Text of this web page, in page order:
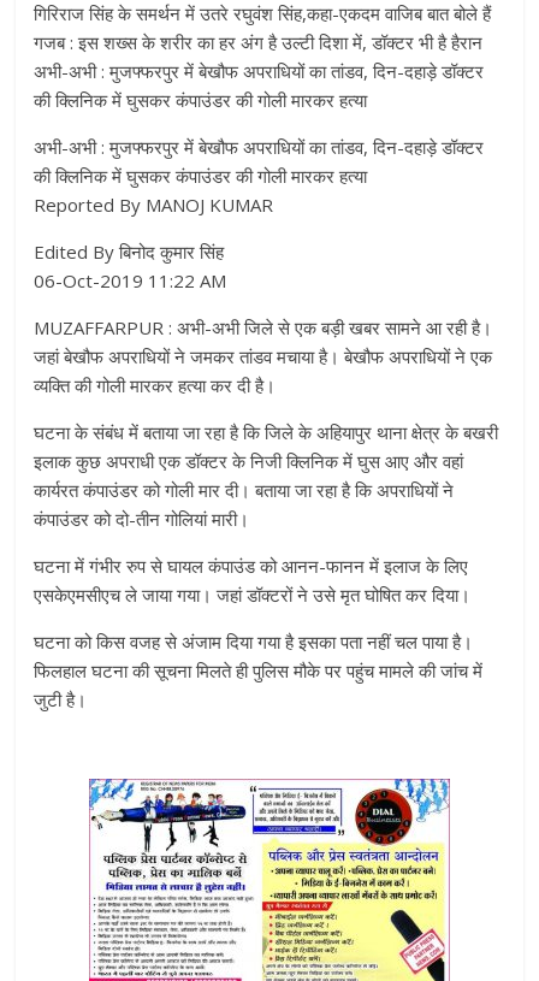
गिरिराज सिंह के समर्थन में उतरे रघुवंश सिंह,कहा-एकदम वाजिब बात बोले हैं
गजब : इस शख्स के शरीर का हर अंग है उल्टी दिशा में, डॉक्टर भी है हैरान
अभी-अभी : मुजफ्फरपुर में बेखौफ अपराधियों का तांडव, दिन-दहाड़े डॉक्टर
की क्लिनिक में घुसकर कंपाउंडर की गोली मारकर हत्या
अभी-अभी : मुजफ्फरपुर में बेखौफ अपराधियों का तांडव, दिन-दहाड़े डॉक्टर
की क्लिनिक में घुसकर कंपाउंडर की गोली मारकर हत्या
Reported By MANOJ KUMAR
Edited By बिनोद कुमार सिंह
06-Oct-2019 11:22 AM
MUZAFFARPUR : अभी-अभी जिले से एक बड़ी खबर सामने आ रही है।
जहां बेखौफ अपराधियों ने जमकर तांडव मचाया है। बेखौफ अपराधियों ने एक
व्यक्ति की गोली मारकर हत्या कर दी है।
घटना के संबंध में बताया जा रहा है कि जिले के अहियापुर थाना क्षेत्र के बखरी
इलाक कुछ अपराधी एक डॉक्टर के निजी क्लिनिक में घुस आए और वहां
कार्यरत कंपाउंडर को गोली मार दी। बताया जा रहा है कि अपराधियों ने
कंपाउंडर को दो-तीन गोलियां मारी।
घटना में गंभीर रुप से घायल कंपाउंड को आनन-फानन में इलाज के लिए
एसकेएमसीएच ले जाया गया। जहां डॉक्टरों ने उसे मृत घोषित कर दिया।
घटना को किस वजह से अंजाम दिया गया है इसका पता नहीं चल पाया है।
फिलहाल घटना की सूचना मिलते ही पुलिस मौके पर पहुंच मामले की जांच में
जुटी है।